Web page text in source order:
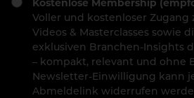
Voller und kostenloser Zugang
Videos & Masterclasses sowie
exklusiven Branchen-Insights
– kompakt, relevant und ohne
Newsletter-Einwilligung kann
Abmeldelink widerrufen